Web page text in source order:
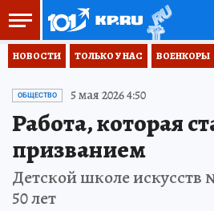
НОВОСТИ ТОЛЬКО У НАС ВОЕНКОРЫ
ОБЩЕСТВО 5 мая 2026 4:50
Работа, которая
призванием
Детской школе искусств
50 лет